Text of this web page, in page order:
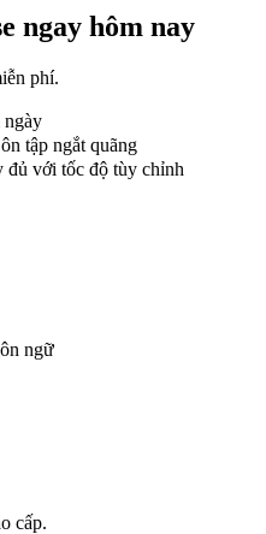
ngay hôm nay
phí.
ngày
tập ngắt quãng
đủ với tốc độ tùy chỉnh
ngữ
cấp.